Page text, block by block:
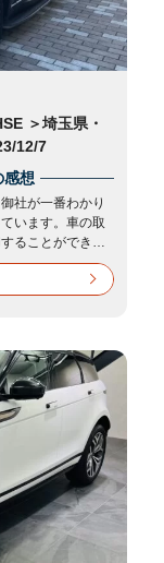
＞埼玉県・
のクチコミ・評判 2023/12/7
感想
社が一番わかり
います。車の取
ることができま